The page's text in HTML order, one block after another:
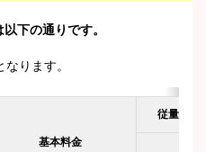
下の通りです。
ります。
基本料金
従量料金